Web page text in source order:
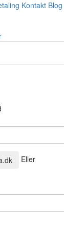
Kontakt Blog
Eller